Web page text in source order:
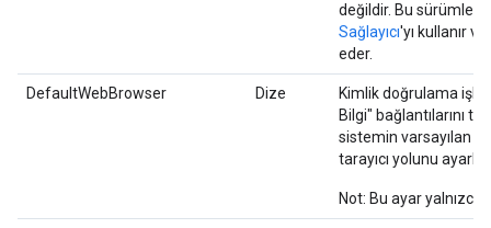
değildir. Bu
Sağlayıcı'yı kullanır
eder.
DefaultWebBrowser Dize
Kimlik doğrulama
Bilgi" bağlantılarını
sistemin varsayılan
tarayıcı yolunu
Not: Bu ayar yalnızca